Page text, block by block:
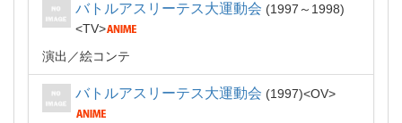
バトルアスリーテス大運動会
1997～1998
TV
演出
絵コンテ
バトルアスリーテス大運動会 1997 OV